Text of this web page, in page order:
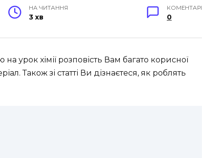
НА ЧИТАННЯ
3 хв
КОМЕНТАРІ
0
урок хімії розповість Вам багато корисної
Також зі статті Ви дізнаєтеся, як роблять